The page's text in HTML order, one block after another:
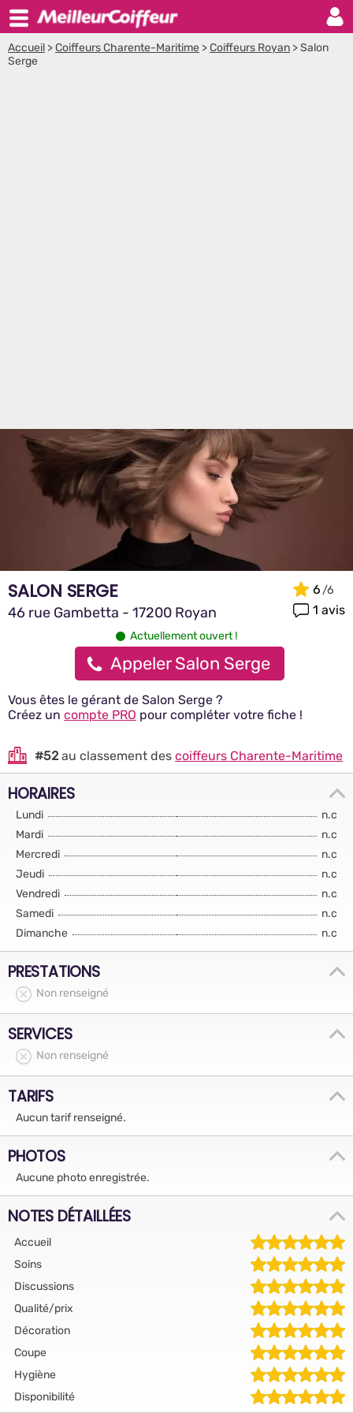
Accueil >Coiffeurs Charente-Maritime >Coiffeurs Royan >Salon
Serge
SALON SERGE
46 rue Gambetta - 17200 Royan
6
1 avis
Actuellement ouvert !
Appeler Salon Serge
Vous êtes le gérant de Salon Serge ?
Créez un compte PRO pour compléter votre fiche !
#52au classement des coiffeurs Charente-Maritime
HORAIRES
Lundi
n.c
Mardi
n.c
Mercredi
n.c
Jeudi
n.c
Vendredi
n.c
Samedi
n.c
Dimanche
n.c
PRESTATIONS
Non renseigné
SERVICES
Non renseigné
TARIFS
Aucun tarif renseigné.
PHOTOS
Aucune photo enregistrée.
NOTES DÉTAILLÉES
Accueil
Soins
Discussions
Qualité/prix
Décoration
Coupe
Hygiène
Disponibilité